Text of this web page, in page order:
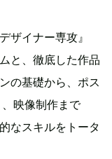
と、徹底した作品
の基礎から、ポス
映像制作まで
なスキルをトータ